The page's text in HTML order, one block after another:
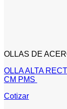
OLLAS DE
OLLA ALTA
CM PMS
Cotizar